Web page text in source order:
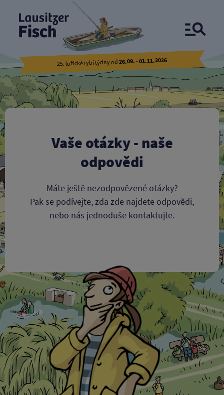
ČASTO KLADENÉ DOTAZY
25. lužické rybí týdny od26.09. - 01.11.2026
Vaše otázky - naše
odpovědi
Máte ještě nezodpovězené otázky?
Pak se podívejte, zda zde najdete odpovědi,
nebo nás jednoduše kontaktujte.